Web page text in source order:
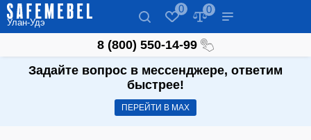
Улан-Удэ
0 0
8 (800) 550-14-99
Задайте вопрос в мессенджере, ответим
быстрее!
ПЕРЕЙТИ В МАХ